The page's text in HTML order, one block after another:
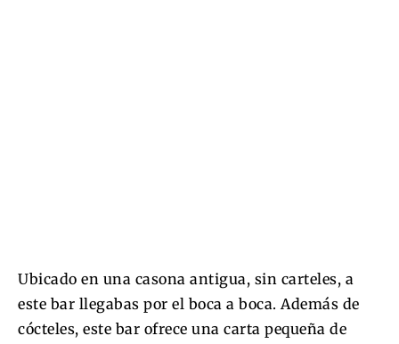
Ubicado en una casona antigua, sin carteles, a
este bar llegabas por el boca a boca. Además de
cócteles, este bar ofrece una carta pequeña de